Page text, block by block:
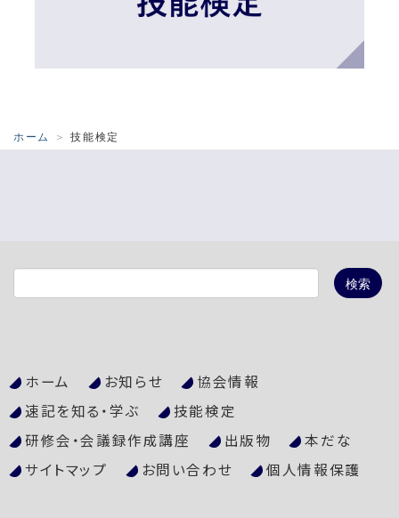
ホーム 技能検定
ホーム お知らせ
協会情報
速記を知る・学ぶ
技能検定
研修会・会議録作成講座
出版物
本だな
サイトマップ
お問い合わせ 個人情報保護